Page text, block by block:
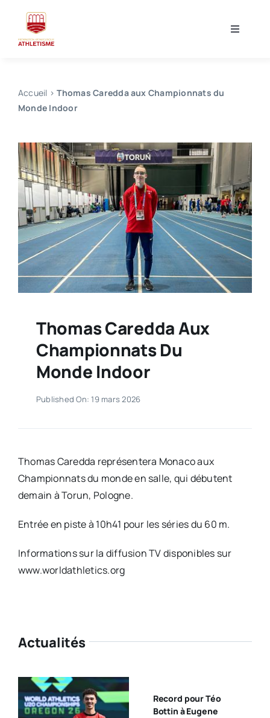
content
Toggle
La Fédération
Événements
Accueil >Thomas Caredda aux Championnats du
Monde Indoor
Thomas Caredda Aux
Championnats Du
Monde Indoor
Published On: 19 mars 2026
Thomas Caredda représentera Monaco aux
Championnats du monde en salle, qui débutent
demain à Torun, Pologne.
Entrée en piste à 10h41 pour les séries du 60 m.
Informations sur la diffusion TV disponibles sur
www.worldathletics.org
Actualités
Record pour Téo
Bottin à Eugene